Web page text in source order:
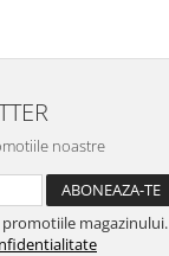
noastre
magazinului.